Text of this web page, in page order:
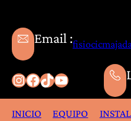
Email :
Instagram
Facebook
TikTokYouTube
INICIO EQUIPO